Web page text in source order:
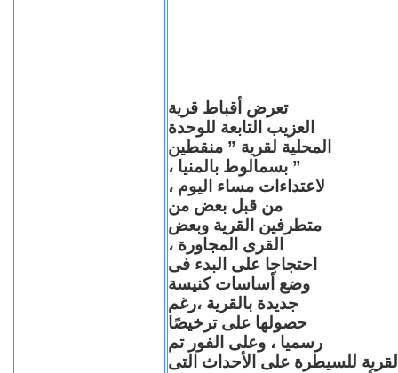
تعرض أقباط قرية
العزيب التابعة للوحدة
المحلية لقرية ” منقطين
” بسمالوط بالمنيا ،
لاعتداءات مساء اليوم ،
من قبل بعض من
متطرفين القرية وبعض
القرى المجاورة ،
احتجاجا على البدء فى
وضع أساسات كنيسة
جديدة بالقرية ،رغم
حصولها على ترخيصًا
رسميا ، وعلى الفور تم
للسيطرة على الأحداث التى